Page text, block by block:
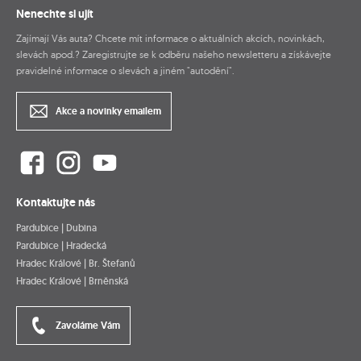
Nenechte si ujít
Zajímají Vás auta? Chcete mít informace o aktuálních akcích, novinkách,
slevách apod.? Zaregistrujte se k odběru našeho newsletteru a získávejte
pravidelné informace o slevách a jiném "autodění".
Akce a novinky emailem
Kontaktujte nás
Pardubice | Dubina
Pardubice | Hradecká
Hradec Králové | Br. Štefanů
Hradec Králové | Brněnská
Zavoláme Vám